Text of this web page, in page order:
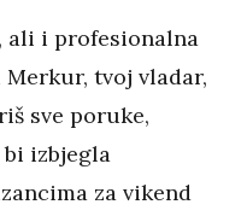
ali i profesionalna
tvoj vladar,
sve poruke,
izbjegla
za vikend